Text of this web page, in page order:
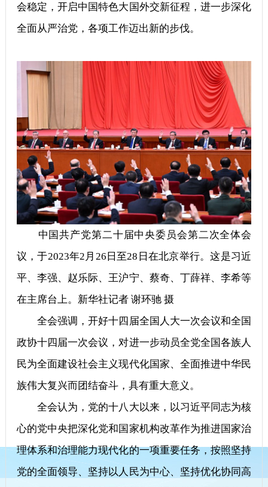
会稳定，开启中国特色大国外交新征程，进一步深化
全面从严治党，各项工作迈出新的步伐。
中国共产党第二十届中央委员会第二次全体会
议，于2023年2月26日至28日在北京举行。这是习近
平、李强、赵乐际、王沪宁、蔡奇、丁薛祥、李希等
在主席台上。新华社记者 谢环驰 摄
全会强调，开好十四届全国人大一次会议和全国
政协十四届一次会议，对进一步动员全党全国各族人
民为全面建设社会主义现代化国家、全面推进中华民
族伟大复兴而团结奋斗，具有重大意义。
全会认为，党的十八大以来，以习近平同志为核
心的党中央把深化党和国家机构改革作为推进国家治
理体系和治理能力现代化的一项重要任务，按照坚持
党的全面领导、坚持以人民为中心、坚持优化协同高